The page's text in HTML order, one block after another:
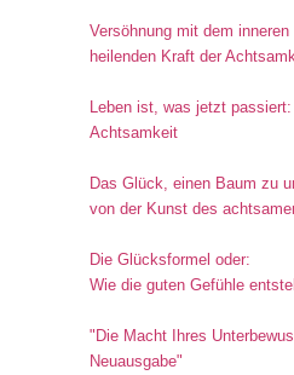
Versöhnung mit dem
heilenden Kraft der
Leben ist, was jetzt
Achtsamkeit
Das Glück, einen Baum zu
von der Kunst des
Die Glücksformel oder:
Wie die guten Gefühle
"Die Macht Ihres
Neuausgabe"